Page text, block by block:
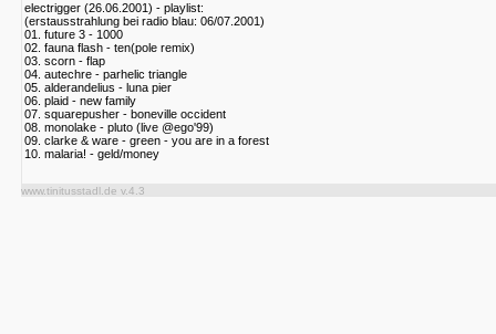
electrigger (26.06.2001) - playlist:
(erstausstrahlung bei radio blau: 06/07.2001)
01. future 3 - 1000
02. fauna flash - ten(pole remix)
03. scorn - flap
04. autechre - parhelic triangle
05. alderandelius - luna pier
06. plaid - new family
07. squarepusher - boneville occident
08. monolake - pluto (live @ego'99)
09. clarke & ware - green - you are in a forest
10. malaria! - geld/money
www.tinitusstadl.de v.4.3